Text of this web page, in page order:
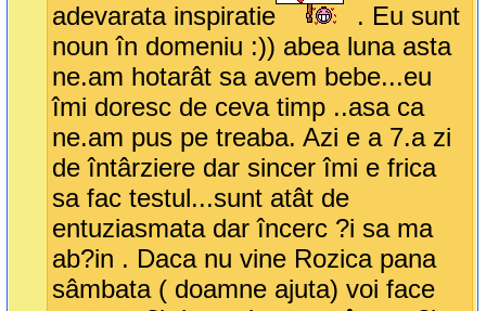
adevarata inspiratie
. Eu sunt
noun în domeniu :)) abea luna asta
ne.am hotarât sa avem bebe...eu
îmi doresc de ceva timp ..asa ca
ne.am pus pe treaba. Azi e a 7.a zi
de întârziere dar sincer îmi e frica
sa fac testul...sunt atât de
entuziasmata dar încerc ?i sa ma
ab?in . Daca nu vine Rozica pana
sâmbata ( doamne ajuta) voi face